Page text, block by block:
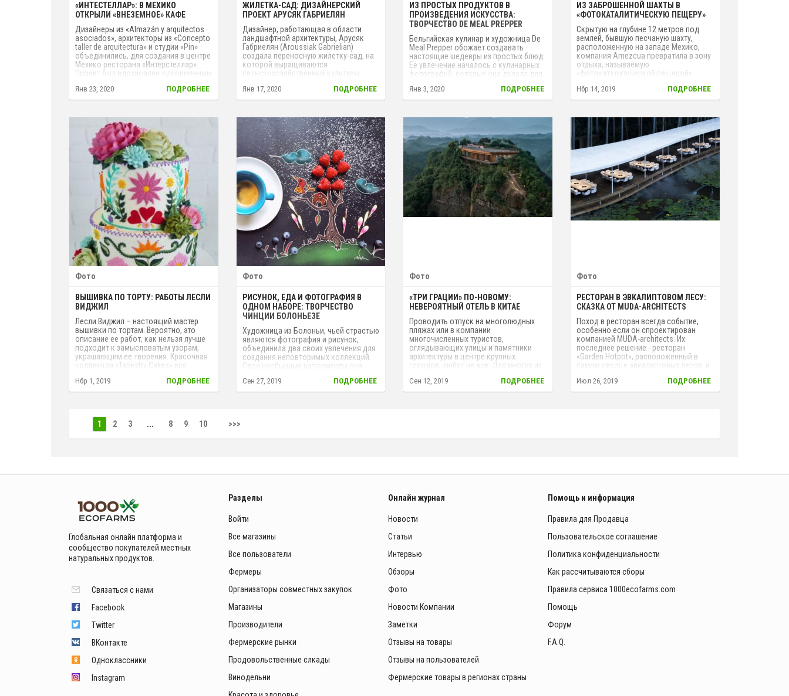
«ИНТЕСТЕЛЛАР»: В МЕХИКО
ОТКРЫЛИ «ВНЕЗЕМНОЕ» КАФЕ
Дизайнеры из «Almazán y arquitectos
asociados», архитекторы из «Сoncepto
taller de arquitectura» и студии «Pin»
объединились, для создания в центре
Мехико ресторана «Интерстеллар».
Проект был вдохновлен одноименным
очаровательной загадкой
необнаруженных планет и внеземным
Янв 23, 2020 ПОДРОБНЕЕ
ЖИЛЕТКА-САД: ДИЗАЙНЕРСКИЙ
ПРОЕКТ АРУСЯК ГАБРИЕЛЯН
Дизайнер, работающая в области
ландшафтной архитектуры, Арусяк
Габриелян (Aroussiak Gabrielian)
создала переносную жилетку-сад, на
которой выращиваются
сельскохозяйственные культуры,
Данный микробитат позволит
жителям городов в будущем
доступ к «природе» и источнику пищи.
Янв 17, 2020 ПОДРОБНЕЕ
ИЗ ПРОСТЫХ ПРОДУКТОВ В
ПРОИЗВЕДЕНИЯ ИСКУССТВА:
ТВОРЧЕСТВО DE MEAL PREPPER
Бельгийская кулинар и художница De
Meal Prepper обожает создавать
настоящие шедевры из простых блюд.
Ее увлечение началось с кулинарных
фотографий, которые она делала для
так увлекло, что она сама решила
создавать «съедобные модели». Так
превращаться в актеров, животных,
Янв 3, 2020 ПОДРОБНЕЕ
ИЗ ЗАБРОШЕННОЙ ШАХТЫ В
«ФОТОКАТАЛИТИЧЕСКУЮ ПЕЩЕРУ»
Скрытую на глубине 12 метров под
землей, бывшую песчаную шахту,
расположенную на западе Мехико,
компания Аmezcua превратила в зону
отдыха, называемую
«фотокаталитической пещерой»
было темным и влажным
подземельем, превратилось в уютное
Нбр 14, 2019 ПОДРОБНЕЕ
Фото
ВЫШИВКА ПО ТОРТУ: РАБОТЫ ЛЕСЛИ
ВИДЖИЛ
Лесли Виджил – настоящий мастер
вышивки по тортам. Вероятно, это
описание ее работ, как нельзя лучше
подходит к замысловатым узорам,
украшающим ее творения. Красочная
коллекция «Tapestry Cakes» вся
которыми кондитер умело создала
узоры на сладком холсте.
Нбр 1, 2019 ПОДРОБНЕЕ
Фото
РИСУНОК, ЕДА И ФОТОГРАФИЯ В
ОДНОМ НАБОРЕ: ТВОРЧЕСТВО
ЧИНЦИИ БОЛОНЬЕЗЕ
Художница из Болоньи, чьей страстью
являются фотография и рисунок,
объединила два своих увлечения для
создания неповторимых коллекций.
Свои необычные натюрморты она
предметов: чашки кофе, продуктов и
цветов. А началось все с простого
Сен 27, 2019 ПОДРОБНЕЕ
Фото
«ТРИ ГРАЦИИ» ПО-НОВОМУ:
НЕВЕРОЯТНЫЙ ОТЕЛЬ В КИТАЕ
Проводить отпуск на многолюдных
пляжах или в компании
многочисленных туристов,
оглядывающих улицы и памятники
архитектуры в центре крупных
городов, любят не все. Для многих из
созерцать пейзажи, «нарисованные»
самой природой. Возможность
Сен 12, 2019 ПОДРОБНЕЕ
Фото
РЕСТОРАН В ЭВКАЛИПТОВОМ ЛЕСУ:
СКАЗКА ОТ MUDA-ARCHITECTS
Поход в ресторан всегда событие,
особенно если он спроектирован
компанией MUDA-architects. Их
последнее решение - ресторан
«Garden Hotpot», расположенный в
самом сердце эвкалиптовых лесов, в
Китая.
Июл 26, 2019 ПОДРОБНЕЕ
1 2 3 ... 8 9 10 >>>
Глобальная онлайн платформа и
сообщество покупателей местных
натуральных продуктов.
Связаться с нами
Facebook
Twitter
ВКонтакте
Одноклассники
Instagram
Разделы
Войти
Все магазины
Все пользователи
Фермеры
Организаторы совместных закупок
Магазины
Производители
Фермерские рынки
Продовольственные слкады
Винодельни
Онлайн журнал
Новости
Статьи
Интервью
Обзоры
Фото
Новости Компании
Заметки
Отзывы на товары
Отзывы на пользователей
Фермерские товары в регионах страны
Помощь и информация
Правила для Продавца
Пользовательское соглашение
Политика конфиденциальности
Как рассчитываются сборы
Правила сервиса 1000ecofarms.com
Помощь
Форум
F.A.Q.